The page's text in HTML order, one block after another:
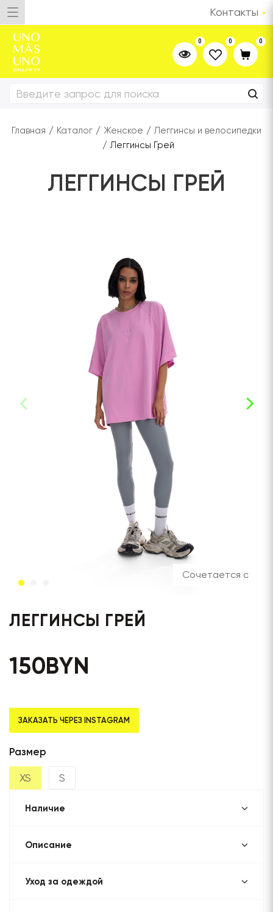
Контакты
0 0 0
Главная / Каталог / Женское / Леггинсы и велосипедки
/ Леггинсы Грей
ЛЕГГИНСЫ ГРЕЙ
Сочетается с
ЛЕГГИНСЫ ГРЕЙ
150BYN
ЗАКАЗАТЬ ЧЕРЕЗ INSTAGRAM
Размер
XS S
Наличие
Описание
Уход за одеждой